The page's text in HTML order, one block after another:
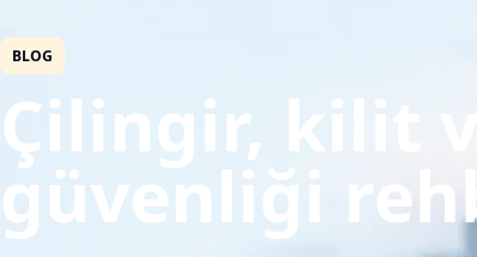
BLOG
Çilingir, kilit
güvenliği